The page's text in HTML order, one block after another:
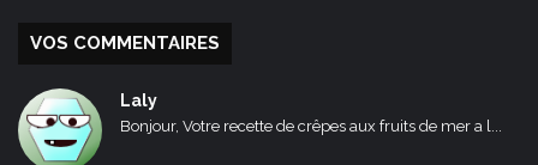
VOS COMMENTAIRES
Laly
Bonjour, Votre recette de crêpes aux fruits de mer a l...